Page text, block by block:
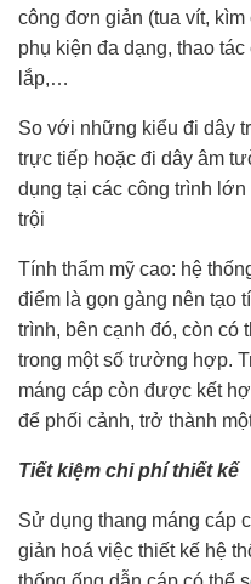
công đơn giản (tua vít,
phụ kiện đa dạng, thao
lắp,…
So với những kiểu đi dây
trực tiếp hoặc đi dây âm
dụng tại các công trình
trội
Tính thẩm mỹ cao: hệ
điểm là gọn gàng nên tạo
trình, bên cạnh đó, còn có
trong một số trường hợp.
máng cáp còn được kết
để phối cảnh, trở thành
Tiết kiệm chi phí thiết kế
Sử dụng thang máng cáp
giản hoá việc thiết kế hệ